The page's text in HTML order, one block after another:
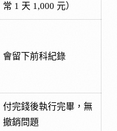
常 1 天 1,000 元）
會留下前科紀錄
付完錢後執行完畢，無
撤銷問題